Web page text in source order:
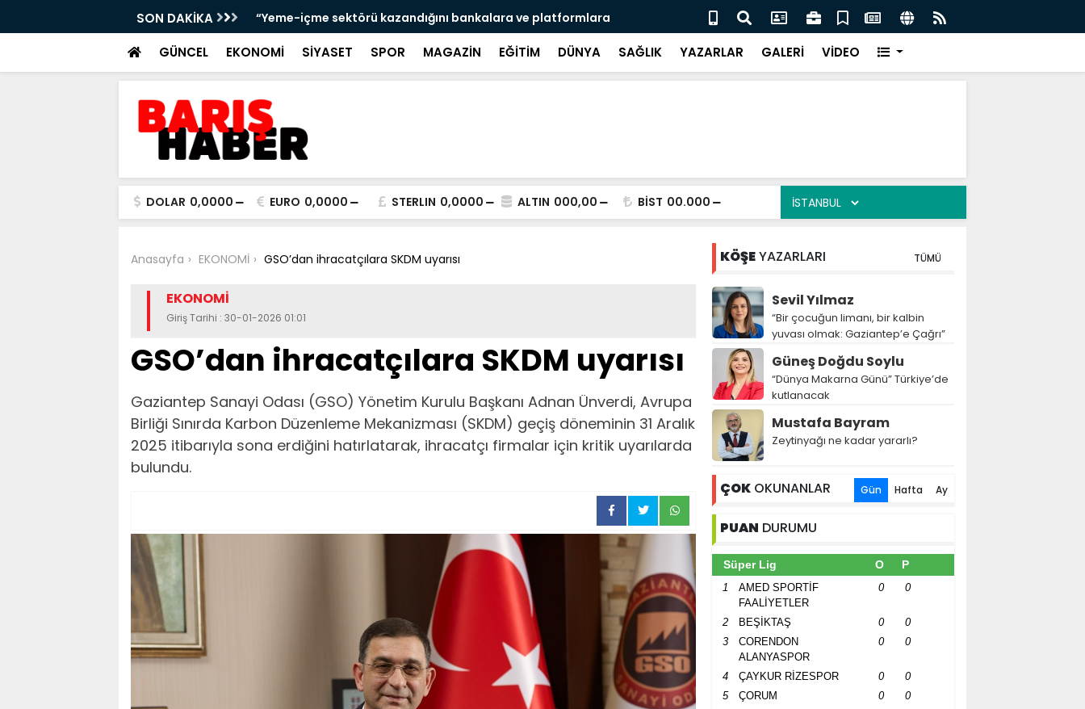
SON DAKİKA
bankalara ve platformlara Metin Sözen’in mirası Gaziantep’ten geleceğe taşınıyor Türkiye-Irak ilişkilerinde tarihi dönüm noktası
GÜNCEL EKONOMİ SİYASET SPOR MAGAZİN EĞİTİM DÜNYA SAĞLIK YAZARLAR GALERİ VİDEO
DOLAR 0,0000 EURO 0,0000 STERLIN 0,0000 ALTIN 000,00 BİST 00.000
Anasayfa EKONOMİ GSO’dan ihracatçılara SKDM uyarısı
EKONOMİ
Giriş Tarihi : 30-01-2026 01:01
GSO’dan ihracatçılara SKDM uyarısı
Gaziantep Sanayi Odası (GSO) Yönetim Kurulu Başkanı Adnan Ünverdi, Avrupa
Birliği Sınırda Karbon Düzenleme Mekanizması (SKDM) geçiş döneminin 31 Aralık
2025 itibarıyla sona erdiğini hatırlatarak, ihracatçı firmalar için kritik uyarılarda
bulundu.
KÖŞEYAZARLARI TÜMÜ
Sevil Yılmaz
“Bir çocuğun limanı, bir kalbin
yuvası olmak: Gaziantep’e Çağrı”
Güneş Doğdu Soylu
“Dünya Makarna Günü” Türkiye’de
kutlanacak
Mustafa Bayram
Zeytinyağı ne kadar yararlı?
ÇOK OKUNANLAR Gün Hafta Ay
PUAN DURUMU
Süper Lig O P
1
AMED SPORTİF
FAALİYETLER
0 0
2 BEŞİKTAŞ 0
0
3
CORENDON
ALANYASPOR
0 0
4 ÇAYKUR RİZESPOR 0
0
5
ÇORUM 0
0